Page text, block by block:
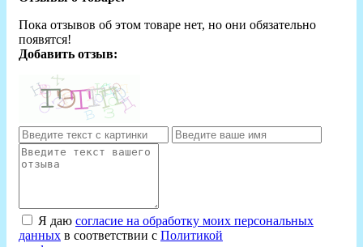
Пока отзывов об этом товаре нет, но они обязательно
появятся!
Добавить отзыв:
Я даю согласие на обработку моих персональных
данных в соответствии с Политикой